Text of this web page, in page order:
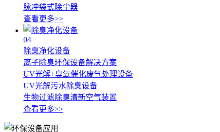
脉冲袋式除尘器
查看更多>>
04
除臭净化设备
离子除臭环保设备解决方案
UV光解+臭氧催化废气处理设备
UV光解污水除臭设备
生物过滤除臭清新空气装置
查看更多>>